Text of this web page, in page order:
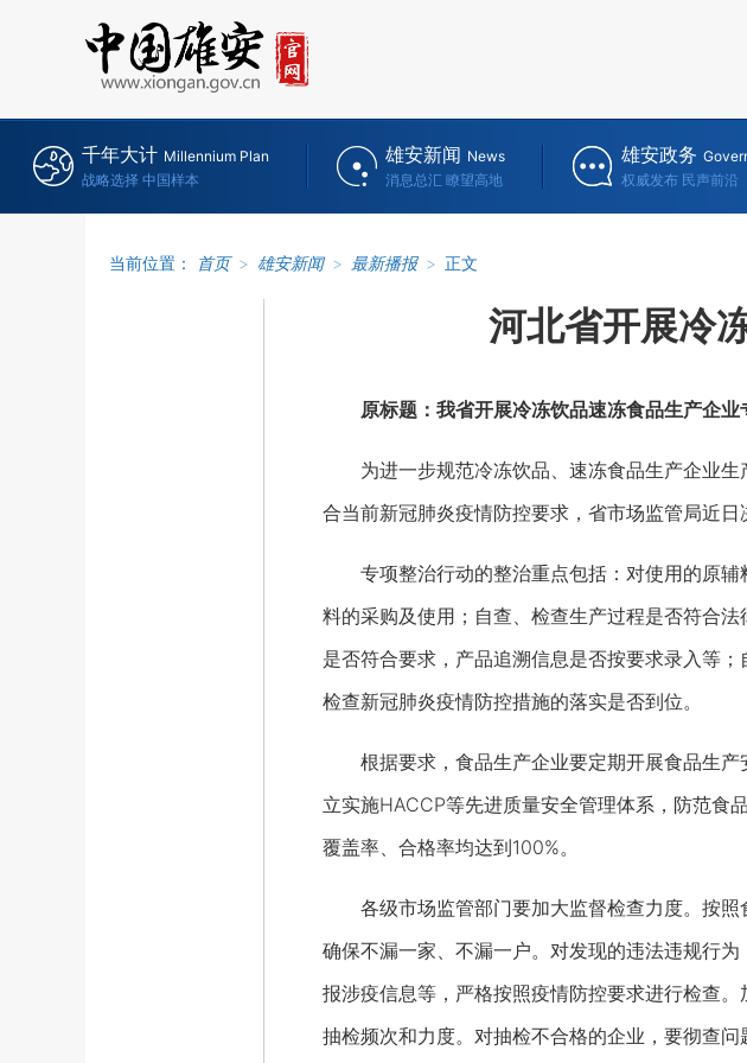
千年大计 Millennium Plan
战略选择 中国样本
雄安新闻 News
消息总汇 瞭望高地
雄安政务
权威发布 民声前沿
当前位置： 首页 > 雄安新闻 > 最新播报 > 正文
河北省开展冷
原标题：我省开展冷冻饮品速冻食品生产企业
为进一步规范冷冻饮品、速冻食品生产企业生
合当前新冠肺炎疫情防控要求，省市场监管局近
专项整治行动的整治重点包括：对使用的原辅
料的采购及使用；自查、检查生产过程是否符合
是否符合要求，产品追溯信息是否按要求录入等
检查新冠肺炎疫情防控措施的落实是否到位。
根据要求，食品生产企业要定期开展食品生产
立实施HACCP等先进质量安全管理体系，防范食
覆盖率、合格率均达到100%。
各级市场监管部门要加大监督检查力度。按照
确保不漏一家、不漏一户。对发现的违法违规行
报涉疫信息等，严格按照疫情防控要求进行检查
抽检频次和力度。对抽检不合格的企业，要彻查